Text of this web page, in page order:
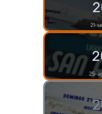
21-
25-